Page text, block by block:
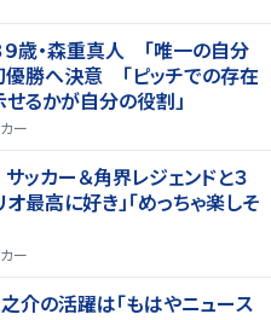
９歳・森重真人 「唯一の自分
優勝へ決意 「ピッチでの存在
るかが自分の役割」
ー
カー＆角界レジェンドと３
最高に好き」「めっちゃ楽しそ
ー
介の活躍は「もはやニュース